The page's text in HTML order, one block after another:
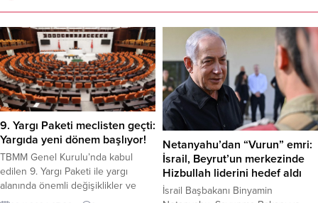
9. Yargı Paketi meclisten geçti:
Yargıda yeni dönem başlıyor!
TBMM Genel Kurulu’nda kabul
edilen 9. Yargı Paketi ile yargı
alanında önemli değişiklikler ve
düzenlemeler hayata geçiyor.
Netanyahu’dan “Vurun” emri:
İsrail, Beyrut’un merkezinde
Hizbullah liderini hedef aldı
İsrail Başbakanı Binyamin